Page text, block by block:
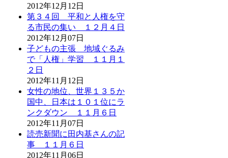
2012年12月12日
第３４回 平和と人権を守
る市民の集い １２月４日
2012年12月07日
子どもの主張 地域ぐるみ
で「人権」学習 １１月１
２日
2012年11月12日
女性の地位、世界１３５か
国中、日本は１０１位にラ
ンクダウン １１月６日
2012年11月07日
読売新聞に田内基さんの記
事 １１月６日
2012年11月06日